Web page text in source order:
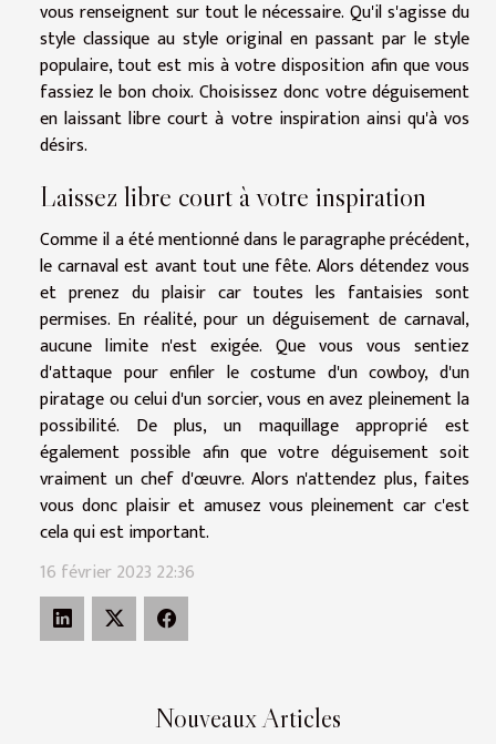
Nouveaux Articles
vous renseignent sur tout le nécessaire. Qu'il s'agisse du
style classique au style original en passant par le style
populaire, tout est mis à votre disposition afin que vous
fassiez le bon choix. Choisissez donc votre déguisement
en laissant libre court à votre inspiration ainsi qu'à vos
désirs.
Laissez libre court à votre inspiration
Comme il a été mentionné dans le paragraphe précédent,
le carnaval est avant tout une fête. Alors détendez vous
et prenez du plaisir car toutes les fantaisies sont
permises. En réalité, pour un déguisement de carnaval,
aucune limite n'est exigée. Que vous vous sentiez
d'attaque pour enfiler le costume d'un cowboy, d'un
piratage ou celui d'un sorcier, vous en avez pleinement la
possibilité. De plus, un maquillage approprié est
également possible afin que votre déguisement soit
vraiment un chef d'œuvre. Alors n'attendez plus, faites
vous donc plaisir et amusez vous pleinement car c'est
cela qui est important.
16 février 2023 22:36